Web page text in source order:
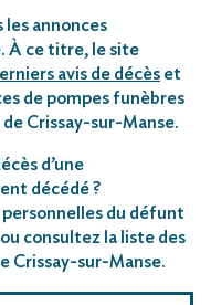
annonces
À ce titre, le site
avis de décès et
de pompes funèbres
Crissay-sur-Manse.
d’une
décédé ?
du défunt
consultez la liste des
Crissay-sur-Manse.